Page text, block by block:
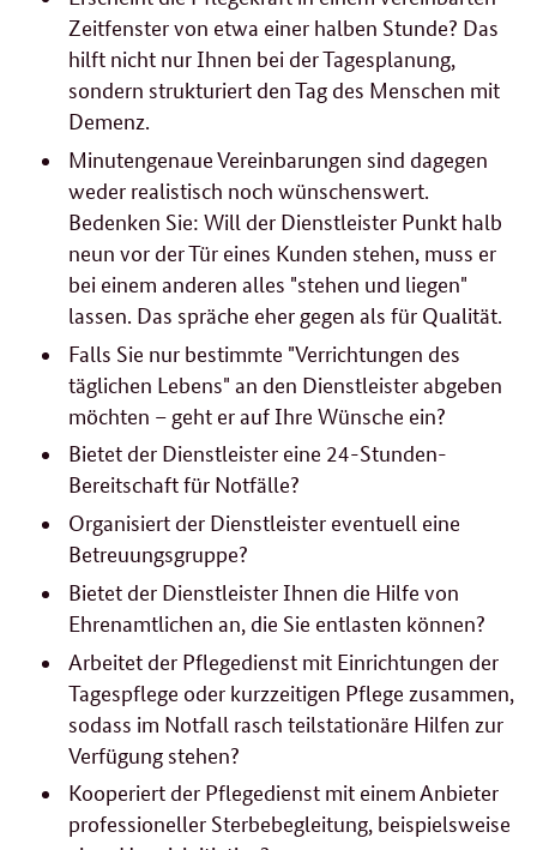
Zeitfenster von etwa einer halben Stunde? Das
hilft nicht nur Ihnen bei der Tagesplanung,
sondern strukturiert den Tag des Menschen mit
Demenz.
Minutengenaue Vereinbarungen sind dagegen
weder realistisch noch wünschenswert.
Bedenken Sie: Will der Dienstleister Punkt halb
neun vor der Tür eines Kunden stehen, muss er
bei einem anderen alles "stehen und liegen"
lassen. Das spräche eher gegen als für Qualität.
Falls Sie nur bestimmte "Verrichtungen des
täglichen Lebens" an den Dienstleister abgeben
möchten – geht er auf Ihre Wünsche ein?
Bietet der Dienstleister eine 24-Stunden-
Bereitschaft für Notfälle?
Organisiert der Dienstleister eventuell eine
Betreuungsgruppe?
Bietet der Dienstleister Ihnen die Hilfe von
Ehrenamtlichen an, die Sie entlasten können?
Arbeitet der Pflegedienst mit Einrichtungen der
Tagespflege oder kurzzeitigen Pflege zusammen,
sodass im Notfall rasch teilstationäre Hilfen zur
Verfügung stehen?
Kooperiert der Pflegedienst mit einem Anbieter
professioneller Sterbebegleitung, beispielsweise